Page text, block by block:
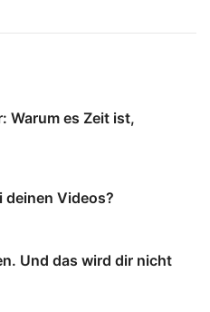
Warum es Zeit ist,
deinen Videos?
Und das wird dir nicht